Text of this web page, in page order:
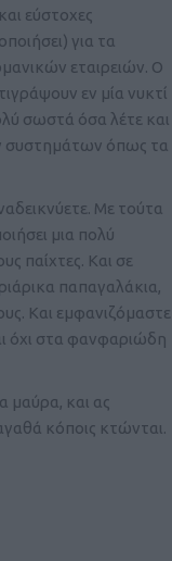
εύστοχες
για τα
εταιρειών. Ο
εν μία νυκτί
σωστά όσα λέτε και
συστημάτων όπως τα
Με τούτα
μια πολύ
παίχτες. Και σε
παπαγαλάκια,
Και εμφανιζόμαστε
όχι στα φανφαριώδη
μαύρα, και ας
κόποις κτώνται.